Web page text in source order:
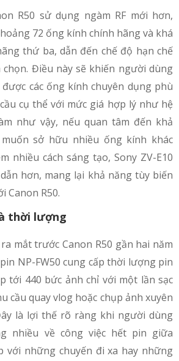
R50 sử dụng ngàm RF mới hơn,
72 ống kính chính hãng và khá
thứ ba, dẫn đến chế độ hạn chế
Điều này sẽ khiến người dùng
các ống kính chuyên dụng phù
cụ thể với mức giá hợp lý như hệ
như vậy, nếu quan tâm đến khả
sở hữu nhiều ống kính khác
nhiều cách sáng tạo, Sony ZV-E10
hơn, mang lại khả năng tùy biến
Canon R50.
thời lượng
mắt trước Canon R50 gần hai năm
NP-FW50 cung cấp thời lượng pin
tới 440 bức ảnh chỉ với một lần sạc
cầu quay vlog hoặc chụp ảnh xuyên
là lợi thế rõ ràng khi người dùng
nhiều về công việc hết pin giữa
với những chuyến đi xa hay những